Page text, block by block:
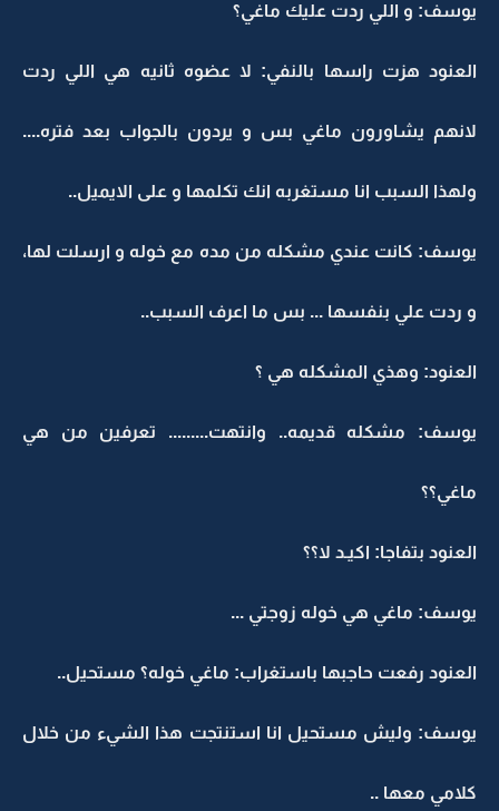
يوسف: و اللي ردت عليك ماغي؟
العنود هزت راسها بالنفي: لا عضوه ثانيه هي اللي ردت
لانهم يشاورون ماغي بس و يردون بالجواب بعد فتره....
ولهذا السبب انا مستغربه انك تكلمها و على الايميل..
يوسف: كانت عندي مشكله من مده مع خوله و ارسلت لها،
و ردت علي بنفسها ... بس ما اعرف السبب..
العنود: وهذي المشكله هي ؟
يوسف: مشكله قديمه.. وانتهت......... تعرفين من هي
ماغي؟؟
العنود بتفاجا: اكيـد لا؟؟
يوسف: ماغي هي خوله زوجتي ...
العنود رفعت حاجبها باستغراب: ماغي خوله؟ مستحيل..
يوسف: وليش مستحيل انا استنتجت هذا الشيء من خلال
كلامي معها ..